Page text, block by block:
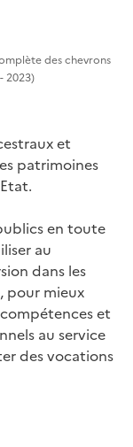
des chevrons
2023)
et
patrimoines
en toute
au
dans les
pour mieux
et
au service
des vocations